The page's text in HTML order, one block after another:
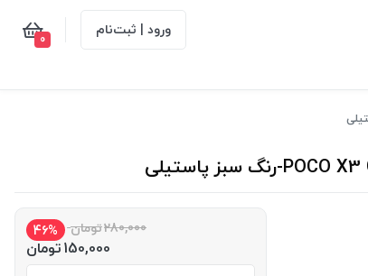
ورود | ثبت‌نام 0
280,000تومان 46%
150,000تومان